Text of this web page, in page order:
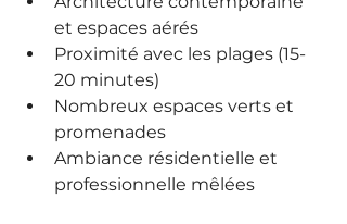
et espaces aérés
Proximité avec les plages (15-
20 minutes)
Nombreux espaces verts et
promenades
Ambiance résidentielle et
professionnelle mêlées